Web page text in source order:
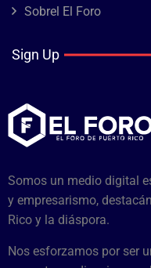
Sobrel El Foro
Sign Up
Somos un medio digital
y empresarismo,
Rico y la diáspora.
Nos esforzamos por ser